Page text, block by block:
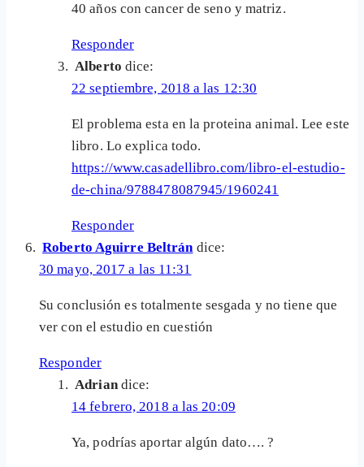
40 años con cancer de seno y matriz.
Responder
Alberto dice:
22 septiembre, 2018 a las 12:30
El problema esta en la proteina animal. Lee este
libro. Lo explica todo.
https://www.casadellibro.com/libro-el-estudio-
de-china/9788478087945/1960241
Responder
Roberto Aguirre Beltrán dice:
30 mayo, 2017 a las 11:31
Su conclusión es totalmente sesgada y no tiene que
ver con el estudio en cuestión
Responder
Adrian dice:
14 febrero, 2018 a las 20:09
Ya, podrías aportar algún dato…. ?